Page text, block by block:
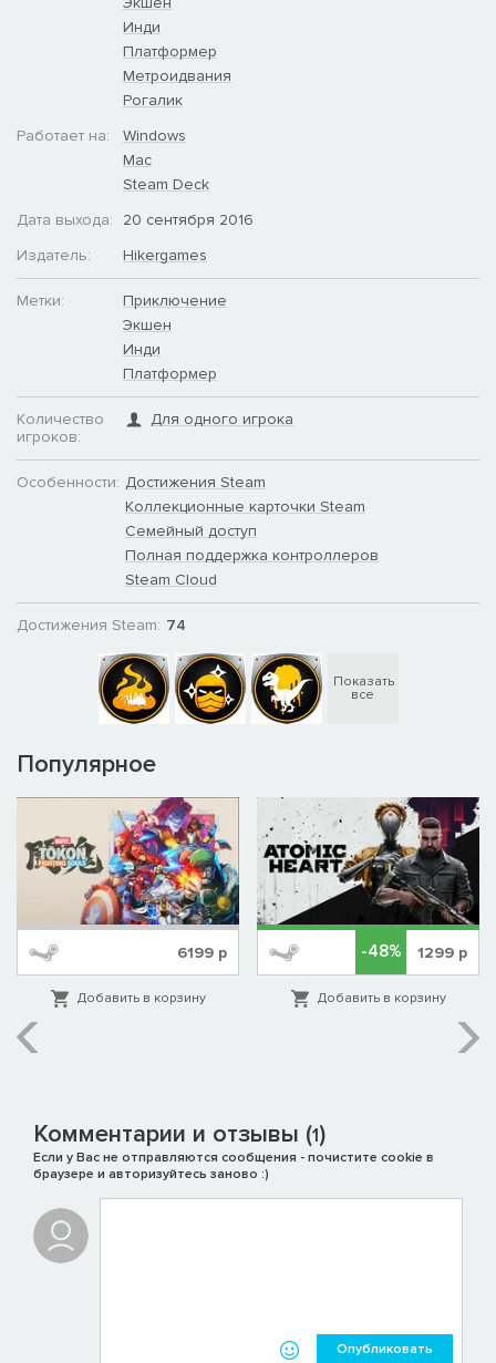
Инди
Платформер
Метроидвания
Рогалик
Работает на:
Windows
Mac
Steam Deck
Дата выхода:
20 сентября 2016
Издатель:
Hikergames
Метки:
Приключение
Экшен
Инди
Платформер
Количество
игроков:
Для одного игрока
Особенности: Достижения Steam
Коллекционные карточки Steam
Семейный доступ
Полная поддержка контроллеров
Steam Cloud
Достижения Steam: 74
Показать
все
Популярное
6199 р
Добавить в корзину
-48% 1299 р
Добавить в корзину
Комментарии и отзывы (1)
Если у Вас не отправляются сообщения - почистите cookie в
браузере и авторизуйтесь заново :)
Опубликовать